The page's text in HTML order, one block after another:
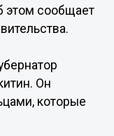
этом сообщает
Он
которые